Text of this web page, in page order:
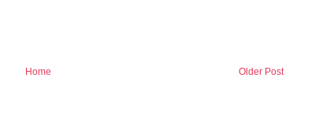
Older Post
Home